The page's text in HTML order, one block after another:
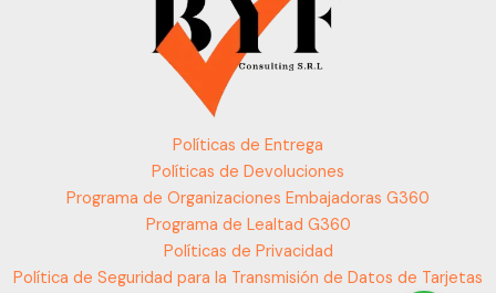
Políticas de Entrega
Políticas de Devoluciones
Programa de Organizaciones Embajadoras G360
Programa de Lealtad G360
Políticas de Privacidad
Política de Seguridad para la Transmisión de Datos de Tarjetas